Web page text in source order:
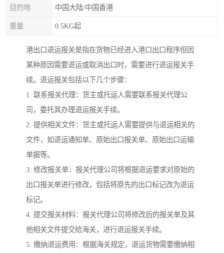
目的地 中国大陆/中国香港
重量 0.5KG起
港出口退运报关是指在货物已经进入港口出口程序但因
某种原因需要退运或取消出口时，需要进行退运报关手
续。退运报关包括以下几个步骤：
1. 联系报关代理：货主或托运人需要联系报关代理公
司，委托其办理退运报关手续。
2. 提供相关文件：货主或托运人需要提供与退运相关的
文件，如退运通知单、原始出口报关单、原始出口运输
单据等。
3. 修改报关单：报关代理公司将根据退运要求对原始的
出口报关单进行修改，包括将原先的出口标记改为退运
标记。
4. 提交报关材料：报关代理公司将修改后的报关单及其
他相关文件提交给海关，进行退运报关手续。
5. 缴纳退运费用：根据海关规定，退运货物需要缴纳相